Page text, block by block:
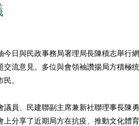
查
今日與民政事務局署理局長陳積志舉行
流意見。多位與會領袖讚揚局方積極
。
員、民建聯副主席兼新社聯理事長陳
分享了近期局方在抗疫、推動文化體